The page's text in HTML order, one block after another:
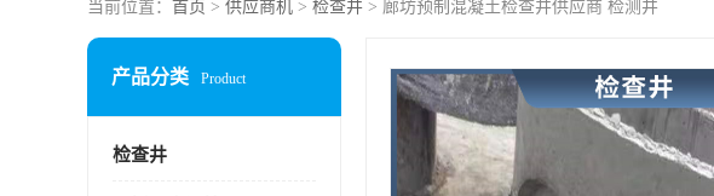
当前位置： 首页 > 供应商机 > 检查井 > 廊坊预制混凝土检查井供应商 检测井
产品分类 Product
检查井